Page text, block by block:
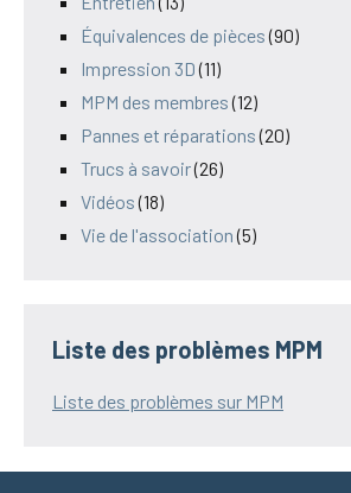
Équivalences de pièces(90)
Impression 3D(11)
MPM des membres(12)
Pannes et réparations(20)
Trucs à savoir(26)
Vidéos(18)
Vie de l'association(5)
Liste des problèmes MPM
Liste des problèmes sur MPM